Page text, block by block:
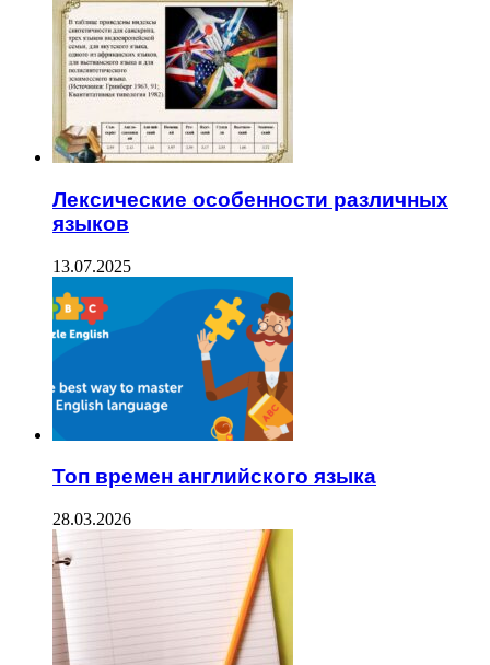
Лексические особенности различных
языков
13.07.2025
Топ времен английского языка
28.03.2026